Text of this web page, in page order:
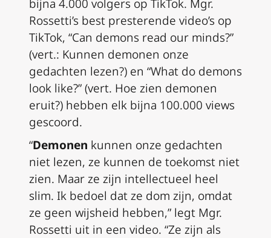
bijna 4.000 volgers op TikTok. Mgr.
Rossetti’s best presterende video’s op
TikTok, “Can demons read our minds?”
(vert.: Kunnen demonen onze
gedachten lezen?) en “What do demons
look like?” (vert. Hoe zien demonen
eruit?) hebben elk bijna 100.000 views
gescoord.
“Demonen kunnen onze gedachten
niet lezen, ze kunnen de toekomst niet
zien. Maar ze zijn intellectueel heel
slim. Ik bedoel dat ze dom zijn, omdat
ze geen wijsheid hebben,” legt Mgr.
Rossetti uit in een video. “Ze zijn als